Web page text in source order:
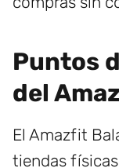
Puntos
del
El Amazfit
tiendas